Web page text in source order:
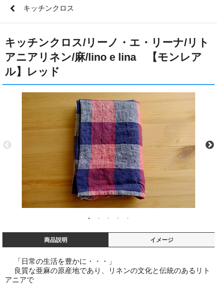
キッチンクロス
キッチンクロス/リーノ・エ・リーナ/リト
アニアリネン/麻/lino e lina 【モンレア
ル】レッド
商品説明 イメージ
「日常の生活を豊かに・・・」
良質な亜麻の原産地であり、リネンの文化と伝統のあるリト
アニアで